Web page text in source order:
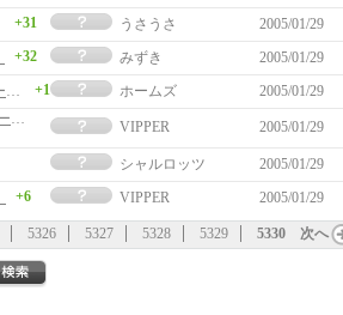
+31 うさうさ 2005/01/29
+32 みずき 2005/01/29
[返事]いやっっっっっっっっっっほーーーーーーーーー！！！
+1 ホームズ 2005/01/29
[返事][返事]いやっっっっっっっっっっほーーーーーーーーー！！！
VIPPER 2005/01/29
シャルロッツ 2005/01/29
+6 VIPPER 2005/01/29
5326 5327 5328 5329 5330 次へ